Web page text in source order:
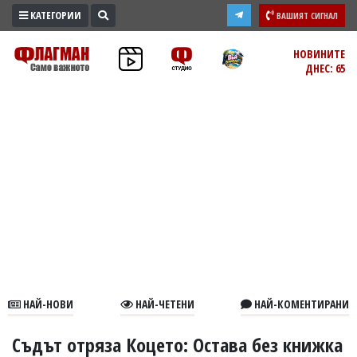
ПРОМО
ЗОНА
В
КАТЕГОРИИ ВАШИЯТ СИГНАЛ
НОВИНИТЕ
ДНЕС: 65
НАЙ-НОВИ НАЙ-ЧЕТЕНИ НАЙ-КОМЕНТИРАНИ
Съдът отряза Коцето: Остава без книжка